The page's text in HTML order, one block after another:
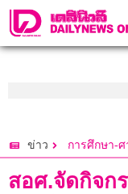
ข่าว การศึกษา-
สอศ.จัดกิจก